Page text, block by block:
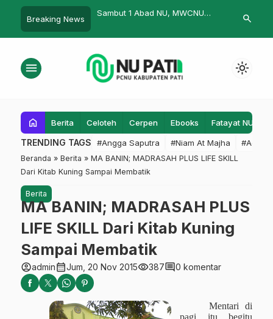
Breaking News
Jateng gelar Seleksi
Jepang
Sambut 1 Abad NU, MWCNU
Lagi,search
menu light_mode
home Berita Celoteh Cerpen Ebooks Fatayat NU
TRENDING TAGS #Angga Saputra #Niam At Majha #Admin
Beranda » Berita » MA BANIN; MADRASAH PLUS LIFE SKILL
Dari Kitab Kuning Sampai Membatik
Berita
MA BANIN; MADRASAH PLUS
LIFE SKILL Dari Kitab Kuning
Sampai Membatik
account_circleadmincalendar_monthJum, 20 Nov 2015visibility387comment0 komentar
Mentari di
pagi itu begitu